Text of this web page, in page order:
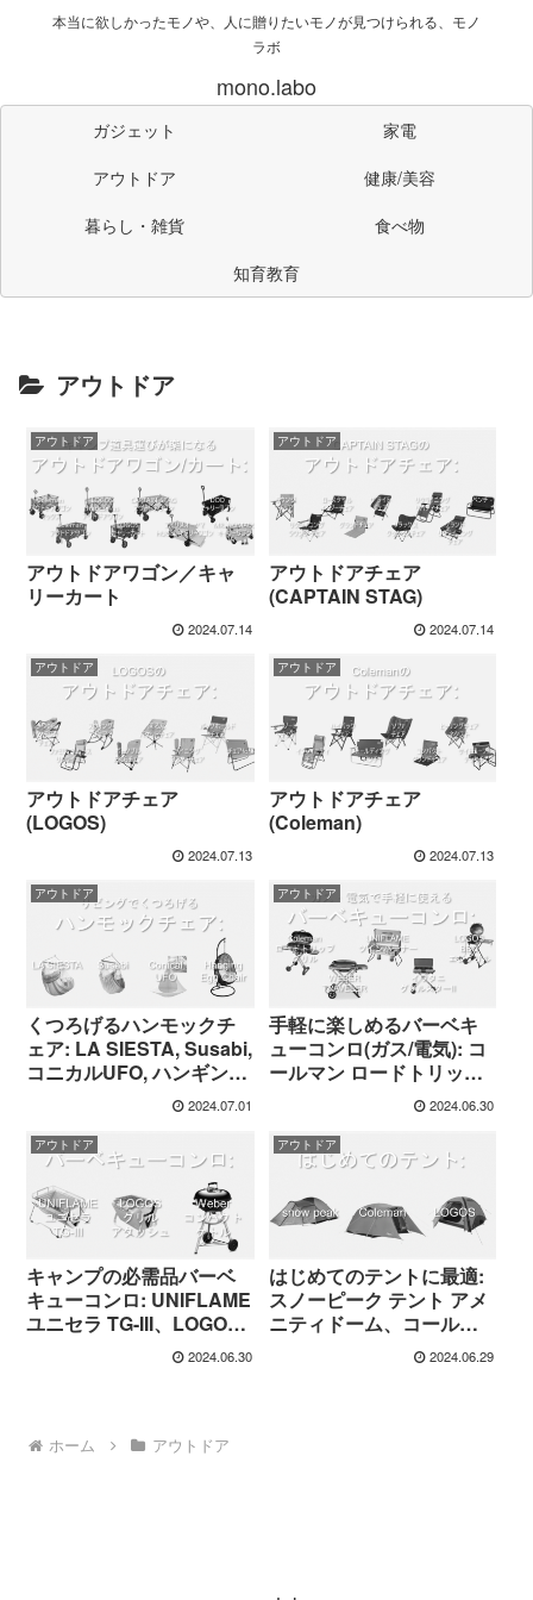
本当に欲しかったモノや、人に贈りたいモノが見つけられる、モノ
ラボ
mono.labo
ガジェット
家電
アウトドア
健康/美容
暮らし・雑貨
食べ物
知育教育
アウトドア
アウトドア
アウトドアワゴン／キャ
リーカート
2024.07.14
アウトドア
アウトドアチェア
(CAPTAIN STAG)
2024.07.14
アウトドア
アウトドアチェア
(LOGOS)
2024.07.13
アウトドア
アウトドアチェア
(Coleman)
2024.07.13
アウトドア
くつろげるハンモックチ
ェア: LA SIESTA, Susabi,
コニカルUFO, ハンギング
2024.07.01
アウトドア
手軽に楽しめるバーベキ
ューコンロ(ガス/電気): コ
ールマン ロードトリップ
Traveller、Uniflame ツイ
ンバーナー、イワタニグ
リルスター、LOGOS
BBQエレグリル
2024.06.30
アウトドア
キャンプの必需品バーベ
キューコンロ: UNIFLAME
ユニセラ TG-III、LOGOS
グリルアタッシュ、
Weberコンパクトケトル
2024.06.30
アウトドア
はじめてのテントに最適:
スノーピーク テント アメ
ニティドーム、コールマ
ンテントタフドーム2024.06.29
ホーム アウトドア